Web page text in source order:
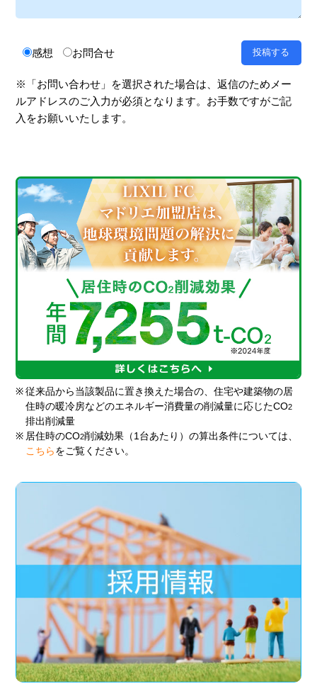
感想 お問合せ
※「お問い合わせ」を選択された場合は、返信のためメー
ルアドレスのご入力が必須となります。お手数ですがご記
入をお願いいたします。
※ 従来品から当該製品に置き換えた場合の、住宅や建築物の居
住時の暖冷房などのエネルギー消費量の削減量に応じたCO2
排出削減量
※ 居住時のCO2削減効果（1台あたり）の算出条件については、
こちら をご覧ください。